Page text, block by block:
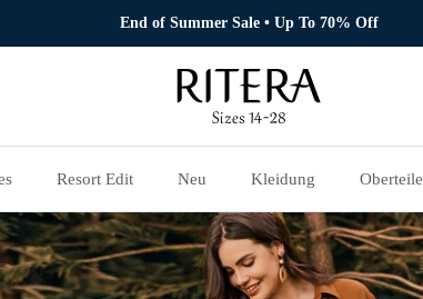
End of Summer Sale • Up To 70% Off
Resort Edit Neu Kleidung Oberteile